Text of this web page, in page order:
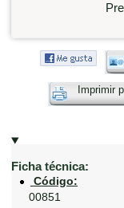
Imprimir
Ficha técnica:
Código:
00851